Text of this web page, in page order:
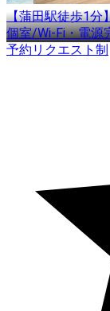
【蒲田駅徒歩1分
個室/Wi-Fi・電源
予約リクエスト制